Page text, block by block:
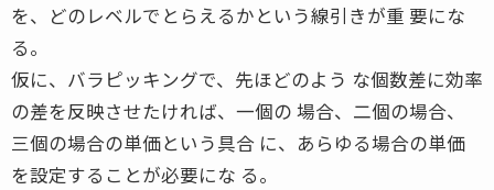
を、どのレベルでとらえるかという線引きが重 要にな
る。
仮に、バラピッキングで、先ほどのよう な個数差に効率
の差を反映させたければ、一個の 場合、二個の場合、
三個の場合の単価という具合 に、あらゆる場合の単価
を設定することが必要にな る。